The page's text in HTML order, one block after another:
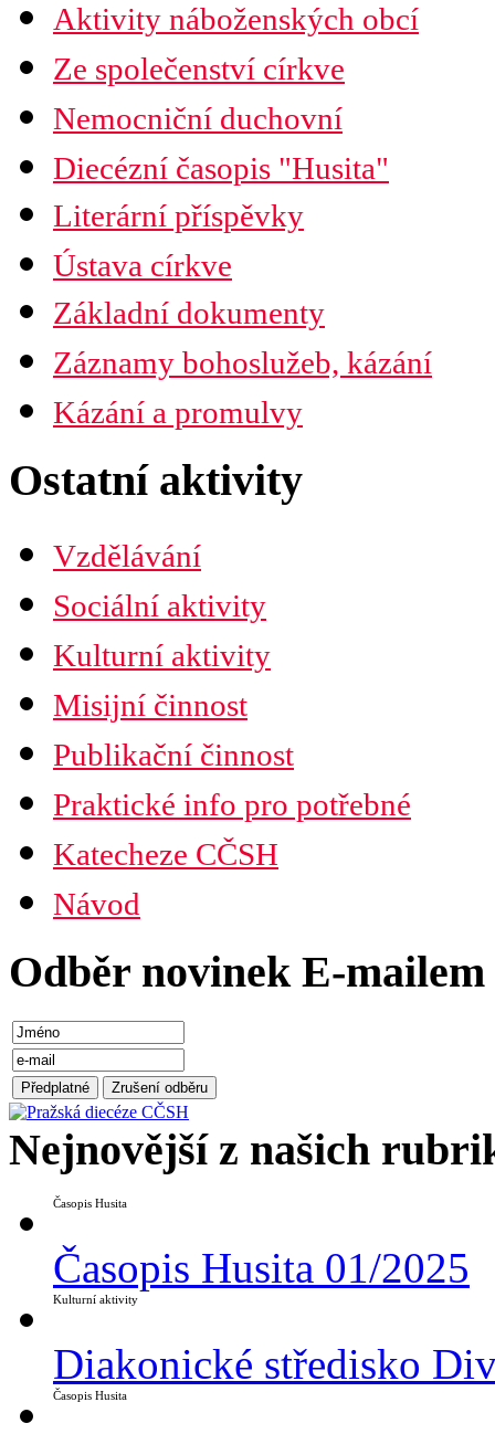
Aktivity náboženských obcí
Ze společenství církve
Nemocniční duchovní
Diecézní časopis "Husita"
Předplatné
Literární příspěvky
Ústava církve
Preambule
Závěrečná ustanovení
Organizační uspořádání
Diecéze
Základní dokumenty
Záznamy bohoslužeb, kázání
Kázání a promulvy
Ostatní aktivity
Vzdělávání
Sociální aktivity
Kulturní aktivity
Misijní činnost
Publikační činnost
Praktické info pro potřebné
Katecheze CČSH
Návod
Odběr novinek E-mailem
Nejnovější z našich
Časopis Husita
Časopis Husita 01/2025
Kulturní aktivity
Diakonické středisko
Časopis Husita